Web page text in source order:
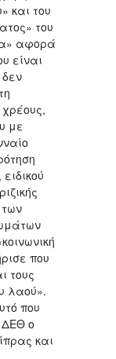
και του
του
αφορά
είναι
με
που
τους
λαού».
που
ο
και